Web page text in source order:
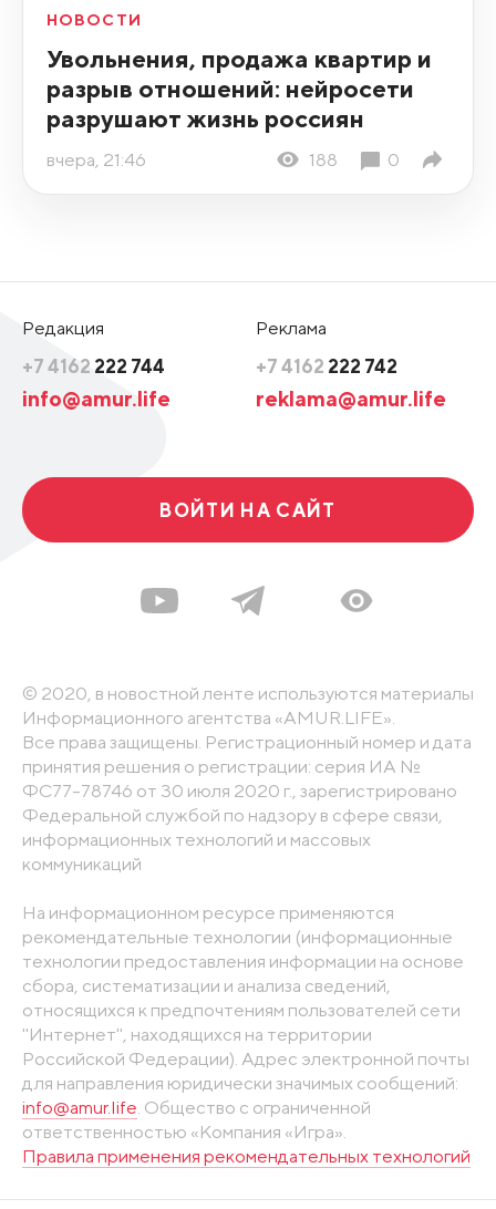
НОВОСТИ
Увольнения, продажа квартир и
разрыв отношений: нейросети
разрушают жизнь россиян
вчера, 21:46 188 0
Редакция
+7 4162 222 744
info@amur.life
Реклама
+7 4162 222 742
reklama@amur.life
ВОЙТИ НА САЙТ
© 2020, в новостной ленте используются материалы
Информационного агентства «AMUR.LIFE».
Все права защищены. Регистрационный номер и дата
принятия решения о регистрации: серия ИА №
ФС77-78746 от 30 июля 2020 г., зарегистрировано
Федеральной службой по надзору в сфере связи,
информационных технологий и массовых
коммуникаций
На информационном ресурсе применяются
рекомендательные технологии (информационные
технологии предоставления информации на основе
сбора, систематизации и анализа сведений,
относящихся к предпочтениям пользователей сети
"Интернет", находящихся на территории
Российской Федерации). Адрес электронной почты
для направления юридически значимых сообщений:
info@amur.life . Общество с ограниченной
ответственностью «Компания «Игра».
Правила применения рекомендательных технологий